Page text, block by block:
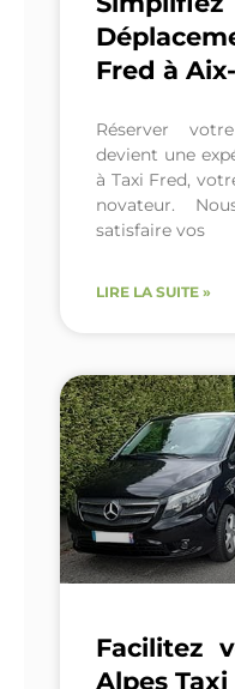
Fred à
Réserver
devient une
à Taxi Fred,
novateur.
satisfaire vos
LIRE LA SUITE »
Facilitez
Alpes